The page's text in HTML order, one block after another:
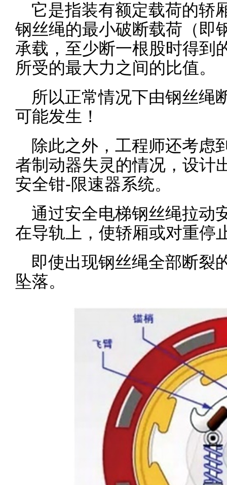
它是指装有额定载荷的轿
钢丝绳的最小破断载荷（即
承载，至少断一根股时得到
所受的最大力之间的比值。
所以正常情况下由钢丝绳
可能发生！
除此之外，工程师还考虑
者制动器失灵的情况，设计
安全钳-限速器系统。
通过安全电梯钢丝绳拉动
在导轨上，使轿厢或对重停
即使出现钢丝绳全部断裂
坠落。